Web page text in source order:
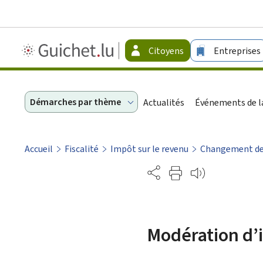
Guichet.lu
-
Citoyens Entreprises
Démarches par thème Actualités Événements de
Accueil Fiscalité Impôt sur le revenu
Changement
Partage
Modération